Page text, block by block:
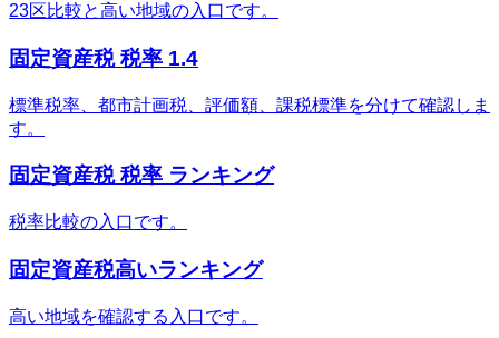
23区比較と高い地域の入口です。
固定資産税 税率 1.4
標準税率、都市計画税、評価額、課税標準を分けて確認しま
す。
固定資産税 税率 ランキング
税率比較の入口です。
固定資産税高いランキング
高い地域を確認する入口です。